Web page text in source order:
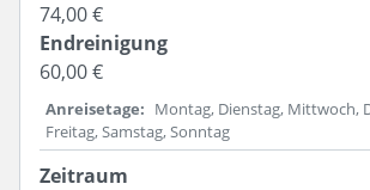
74,00 €
60,00 €
Anreisetage
Montag, Dienstag, Mittwoch,
Freitag, Samstag, Sonntag